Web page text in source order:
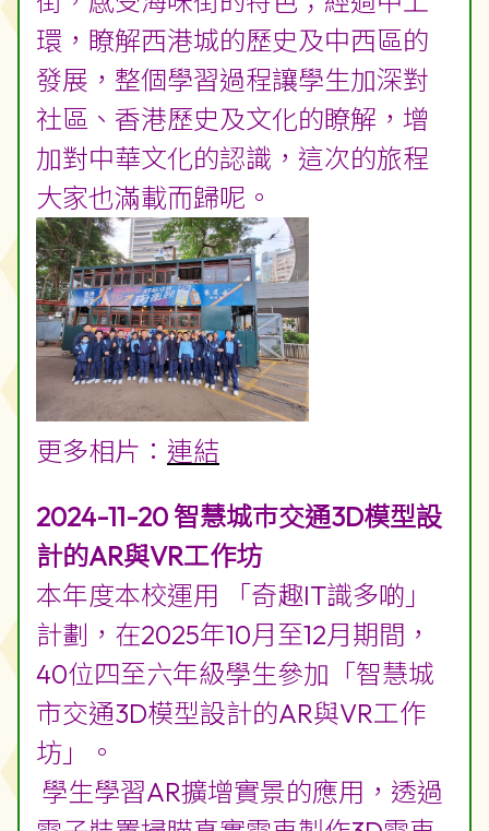
同學們更有機會坐上香港最有代表
性的交通工具——電車，明白到這種
環保的交通工具為市民帶來方便，
老師帶着同學坐着電車前往海味
街，感受海味街的特色；經過中上
環，瞭解西港城的歷史及中西區的
發展，整個學習過程讓學生加深對
社區、香港歷史及文化的瞭解，增
加對中華文化的認識，這次的旅程
大家也滿載而歸呢。
更多相片：連結
2024-11-20 智慧城巿交通3D模型設
計的AR與VR工作坊
本年度本校運用 「奇趣IT識多啲」
計劃，在2025年10月至12月期間，